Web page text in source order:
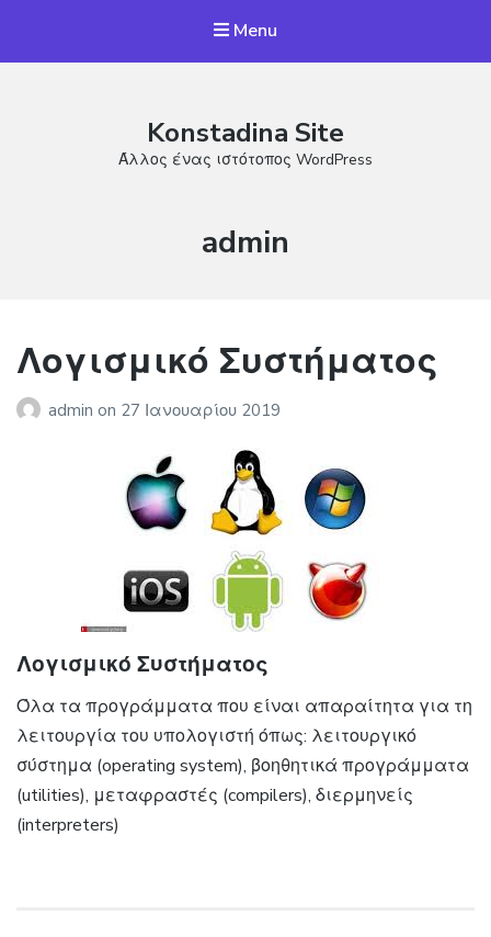
Menu
Konstadina Site
Άλλος ένας ιστότοπος WordPress
Συντάκτης:
admin
Λογισμικό Συστήματος
admin on 27 Ιανουαρίου 2019
Λογισμικό Συστήματος
Όλα τα προγράμματα που είναι απαραίτητα για τη
λειτουργία του υπολογιστή όπως: λειτουργικό
σύστημα (operating system), βοηθητικά προγράμματα
(utilities), μεταφραστές (compilers), διερμηνείς
(interpreters)